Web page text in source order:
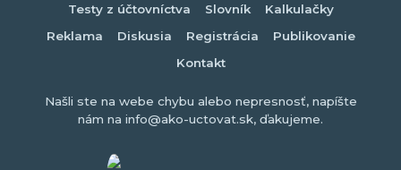
Testy z účtovníctva
Slovník
Kalkulačky
Reklama
Diskusia Registrácia
Publikovanie
Kontakt
Našli ste na webe chybu alebo nepresnosť, napíšte
nám na info@ako-uctovat.sk, ďakujeme.